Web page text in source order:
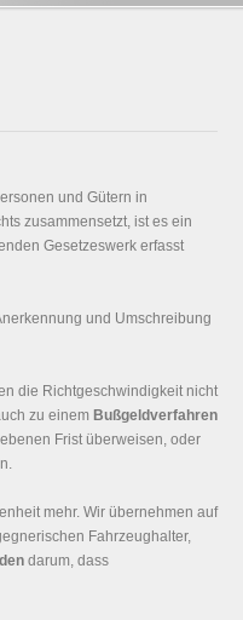
und Gütern in
zusammensetzt, ist es ein
Gesetzeswerk erfasst
und Umschreibung
die Richtgeschwindigkeit nicht
zu einem Bußgeldverfahren
Frist überweisen, oder
mehr. Wir übernehmen auf
Fahrzeughalter,
darum, dass